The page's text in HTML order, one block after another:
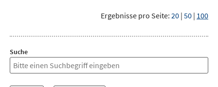
Ergebnisse pro Seite: 20 | 50 | 100
Suche